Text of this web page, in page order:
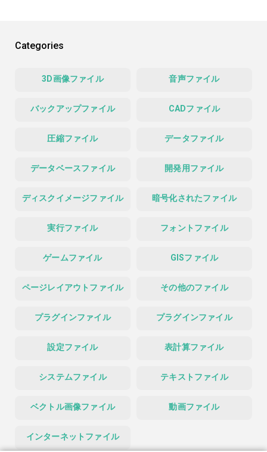
Categories
3D画像ファイル 音声ファイル
バックアップファイル CADファイル
圧縮ファイル データファイル
データベースファイル 開発用ファイル
ディスクイメージファイル 暗号化されたファイル
実行ファイル フォントファイル
ゲームファイル GISファイル
ページレイアウトファイル その他のファイル
プラグインファイル プラグインファイル
設定ファイル 表計算ファイル
システムファイル テキストファイル
ベクトル画像ファイル 動画ファイル
インターネットファイル